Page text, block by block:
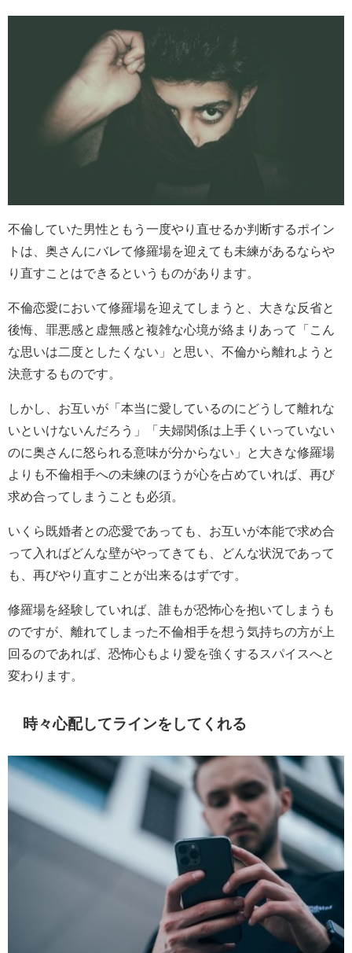
不倫していた男性ともう一度やり直せるか判断するポイン
トは、奥さんにバレて修羅場を迎えても未練があるならや
り直すことはできるというものがあります。
不倫恋愛において修羅場を迎えてしまうと、大きな反省と
後悔、罪悪感と虚無感と複雑な心境が絡まりあって「こん
な思いは二度としたくない」と思い、不倫から離れようと
決意するものです。
しかし、お互いが「本当に愛しているのにどうして離れな
いといけないんだろう」「夫婦関係は上手くいっていない
のに奥さんに怒られる意味が分からない」と大きな修羅場
よりも不倫相手への未練のほうが心を占めていれば、再び
求め合ってしまうことも必須。
いくら既婚者との恋愛であっても、お互いが本能で求め合
って入ればどんな壁がやってきても、どんな状況であって
も、再びやり直すことが出来るはずです。
修羅場を経験していれば、誰もが恐怖心を抱いてしまうも
のですが、離れてしまった不倫相手を想う気持ちの方が上
回るのであれば、恐怖心もより愛を強くするスパイスへと
変わります。
時々心配してラインをしてくれる